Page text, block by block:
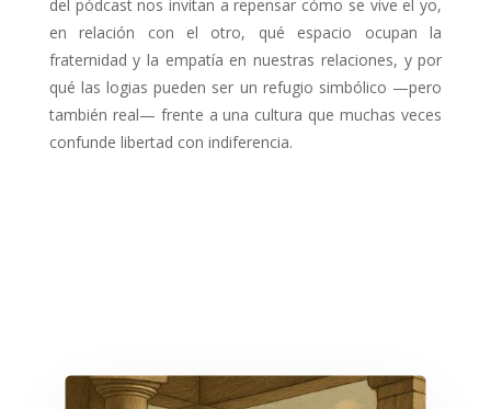
del pódcast nos invitan a repensar cómo se vive el yo,
en relación con el otro, qué espacio ocupan la
fraternidad y la empatía en nuestras relaciones, y por
qué las logias pueden ser un refugio simbólico —pero
también real— frente a una cultura que muchas veces
confunde libertad con indiferencia.